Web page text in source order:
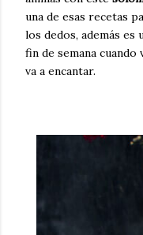
una de esas recetas
los dedos, además es
fin de semana cuando
va a encantar.